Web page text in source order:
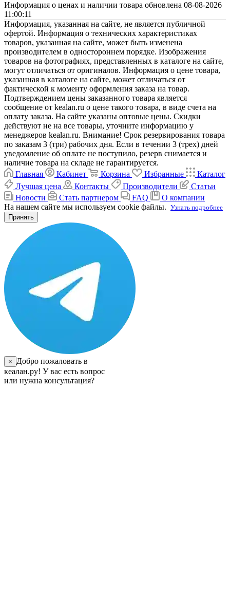
Информация о ценах и наличии товара обновлена 08-08-2026
11:00:11
Информация, указанная на сайте, не является публичной
офертой. Информация о технических характеристиках
товаров, указанная на сайте, может быть изменена
производителем в одностороннем порядке. Изображения
товаров на фотографиях, представленных в каталоге на сайте,
могут отличаться от оригиналов. Информация о цене товара,
указанная в каталоге на сайте, может отличаться от
фактической к моменту оформления заказа на товар.
Подтверждением цены заказанного товара является
сообщение от kealan.ru о цене такого товара, в виде счета на
оплату заказа. На сайте указаны оптовые цены. Скидки
действуют не на все товары, уточните информацию у
менеджеров kealan.ru. Внимание! Срок резервирования товара
по заказам 3 (три) рабочих дня. Если в течении 3 (трех) дней
уведомление об оплате не поступило, резерв снимается и
наличие товара на складе не гарантируется.
Главная
Кабинет Корзина Избранные
Каталог
Лучшая цена
Контакты Производители
Статьи
Новости
Стать партнером FAQ
О компании
На нашем сайте мы используем cookie файлы. Узнать подробнее
Принять
×
Добро пожаловать в
кеалан.ру! У вас есть вопрос
или нужна консультация?